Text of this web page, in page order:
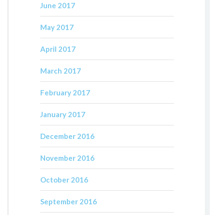
June 2017
May 2017
April 2017
March 2017
February 2017
January 2017
December 2016
November 2016
October 2016
September 2016